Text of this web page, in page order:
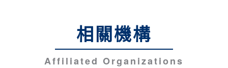
相關機構
Affiliated Organizations